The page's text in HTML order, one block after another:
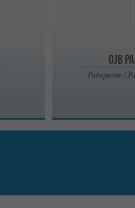
OJB
Parapente /